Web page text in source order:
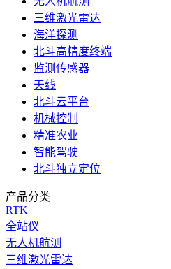
三维激光雷达
海洋探测
北斗高精度终端
监测传感器
天线
北斗云平台
机械控制
精准农业
智能驾驶
北斗独立定位
产品分类
RTK
全站仪
无人机航测
三维激光雷达